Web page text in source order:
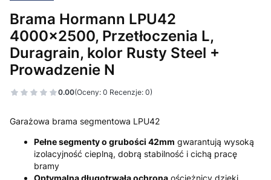
Brama Hormann LPU42
4000x2500, Przetłoczenia L,
Duragrain, kolor Rusty Steel +
Prowadzenie N
0.00(Oceny: 0 Recenzje: 0)
Garażowa brama segmentowa LPU42
Pełne segmenty o grubości 42mm gwarantują wysoką
izolacyjność cieplną, dobrą stabilność i cichą pracę
bramy
Optymalna długotrwała ochrona ościeżnicy dzięki